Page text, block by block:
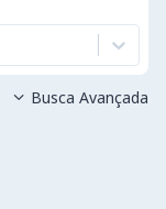
 Busca Avançada